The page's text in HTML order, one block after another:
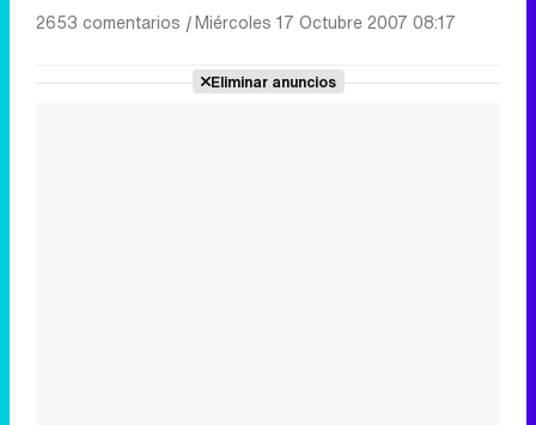
2653 comentarios |Miércoles 17 Octubre 2007 08:17
Eliminar anuncios